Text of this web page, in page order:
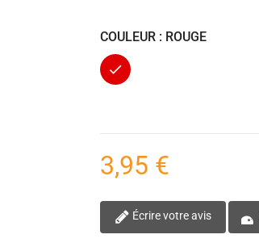
COULEUR : ROUGE
Rouge
3,95 €
Écrire votre avis